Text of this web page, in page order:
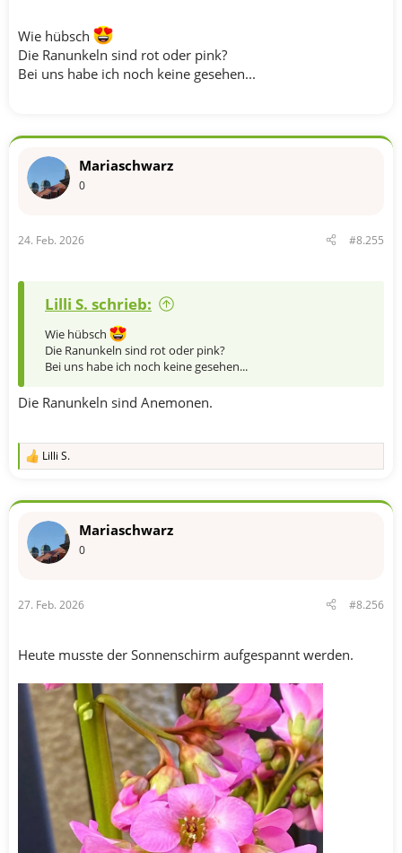
Wie hübsch
Die Ranunkeln sind rot oder pink?
Bei uns habe ich noch keine gesehen...
Mariaschwarz
0
24. Feb. 2026 #8.255
Lilli S. schrieb:
Wie hübsch
Die Ranunkeln sind rot oder pink?
Bei uns habe ich noch keine gesehen...
Die Ranunkeln sind Anemonen.
R
k
o
:
Lilli S.
Mariaschwarz
0
27. Feb. 2026 #8.256
Heute musste der Sonnenschirm aufgespannt werden.